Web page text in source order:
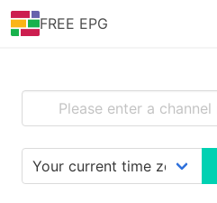
FREE EPG